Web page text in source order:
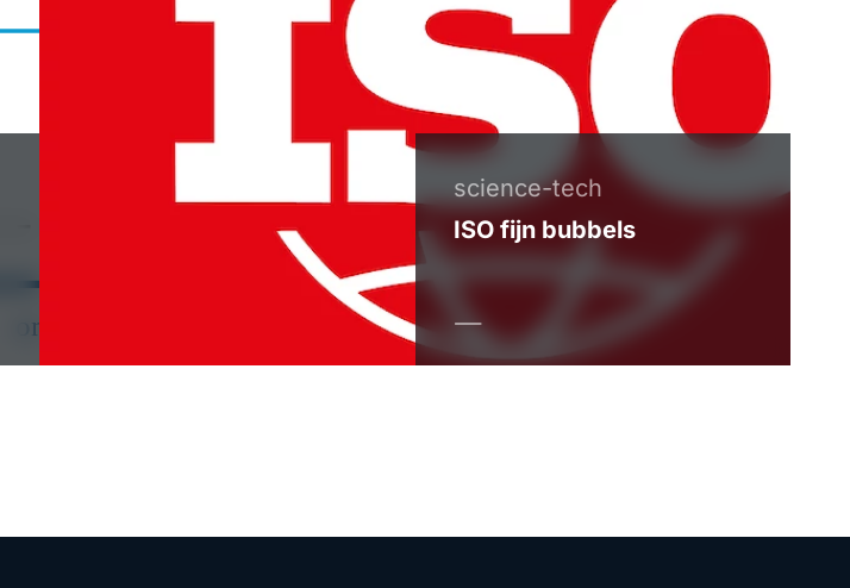
science-tech
ISO fijn bubbels